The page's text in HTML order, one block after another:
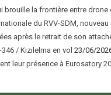
brouille la frontière entre
du RVV-SDM, nouveau
après le retrait de son
/ Kızılelma en vol 23/06/
leur présence à Eurosatory